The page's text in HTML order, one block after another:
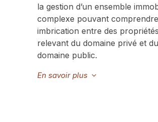
la gestion d’un ensemble
complexe pouvant
imbrication entre des propriétés
relevant du domaine privé et du
domaine public.
En savoir plus